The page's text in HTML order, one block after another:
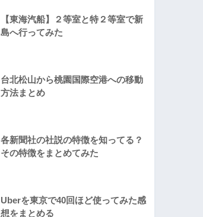
【東海汽船】２等室と特２等室で新
島へ行ってみた
台北松山から桃園国際空港への移動
方法まとめ
各新聞社の社説の特徴を知ってる？
その特徴をまとめてみた
Uberを東京で40回ほど使ってみた感
想をまとめる